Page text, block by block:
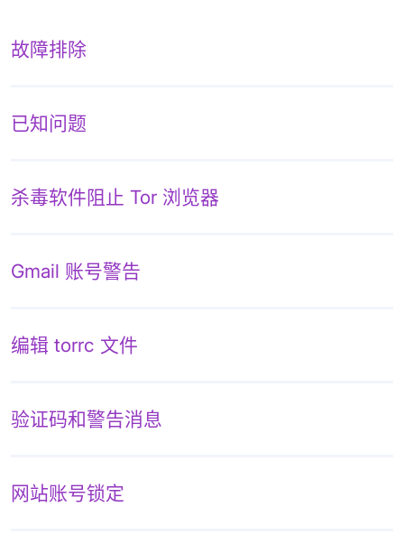
故障排除
已知问题
杀毒软件阻止 Tor 浏览器
Gmail 账号警告
编辑 torrc 文件
验证码和警告消息
网站账号锁定